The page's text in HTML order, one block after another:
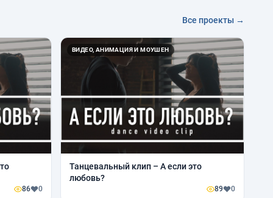
Все проекты →
86 0
ВИДЕО, АНИМАЦИЯ И МОУШЕН
Танцевальный клип – А если это
любовь?
89 0